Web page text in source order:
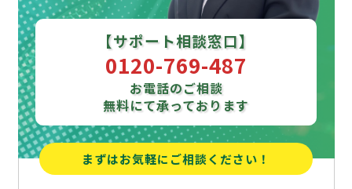
【サポート相談窓口】
0120-769-487
お電話のご相談
無料にて承っております
まずはお気軽にご相談ください！